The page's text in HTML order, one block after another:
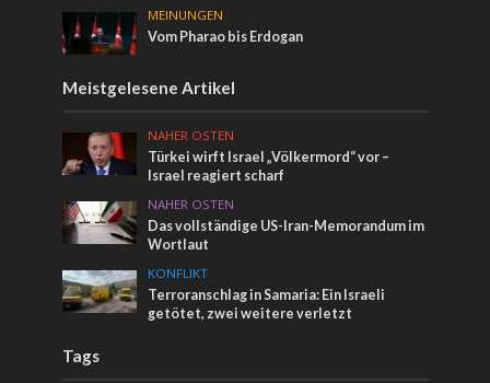
MEINUNGEN
Vom Pharao bis Erdogan
Meistgelesene Artikel
NAHER OSTEN
Türkei wirft Israel „Völkermord“ vor –
Israel reagiert scharf
NAHER OSTEN
Das vollständige US-Iran-Memorandum im
Wortlaut
KONFLIKT
Terroranschlag in Samaria: Ein Israeli
getötet, zwei weitere verletzt
Tags